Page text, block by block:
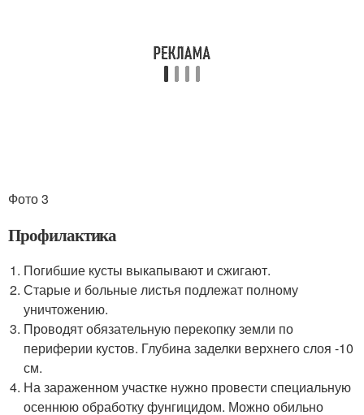
Фото 3
Профилактика
Погибшие кусты выкапывают и сжигают.
Старые и больные листья подлежат полному
уничтожению.
Проводят обязательную перекопку земли по
периферии кустов. Глубина заделки верхнего слоя -10
см.
На зараженном участке нужно провести специальную
осеннюю обработку фунгицидом. Можно обильно